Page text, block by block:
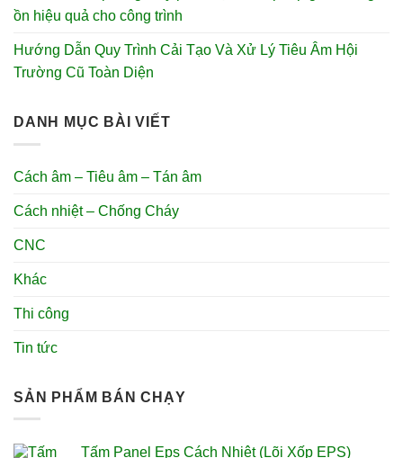
ồn hiệu quả cho công trình
Hướng Dẫn Quy Trình Cải Tạo Và Xử Lý Tiêu Âm Hội
Trường Cũ Toàn Diện
DANH MỤC BÀI VIẾT
Cách âm – Tiêu âm – Tán âm
Cách nhiệt – Chống Cháy
CNC
Khác
Thi công
Tin tức
SẢN PHẨM BÁN CHẠY
Tấm Panel Eps Cách Nhiệt (Lõi Xốp EPS)